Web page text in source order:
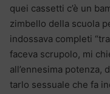
quei cassetti c’è un
zimbello della scuola
indossava completi
faceva scrupolo, mi
all’ennesima potenza,
tarlo sessuale che fa